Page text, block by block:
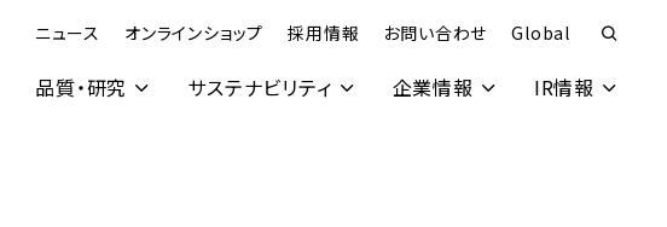
ニュース オンラインショップ 採用情報 お問い合わせ Global
品質・研究 サステナビリティ 企業情報 IR情報